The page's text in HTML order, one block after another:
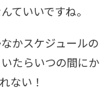
ていいですね。
かスケジュールの
たらいつの間にか
ない！